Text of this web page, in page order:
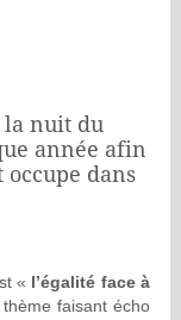
la nuit du
année afin
dans
« l’égalité face à
thème faisant écho